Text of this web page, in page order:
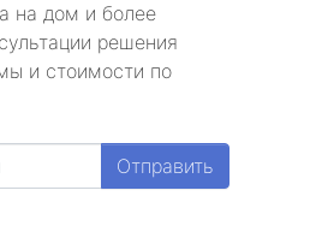
на дом и более
решения
и стоимости по
Отправить